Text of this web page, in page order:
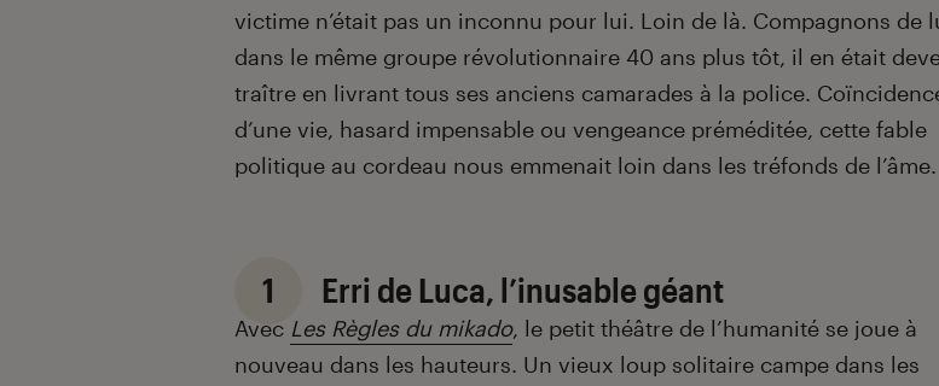
victime n’était pas un inconnu pour lui. Loin de là. Compagnons de
dans le même groupe révolutionnaire 40 ans plus tôt, il en était
traître en livrant tous ses anciens camarades à la police.
d’une vie, hasard impensable ou vengeance préméditée, cette fable
politique au cordeau nous emmenait loin dans les tréfonds de l’âme.
1 Erri de Luca, l’inusable géant
Avec Les Règles du mikado, le petit théâtre de l’humanité se joue à
nouveau dans les hauteurs. Un vieux loup solitaire campe dans les